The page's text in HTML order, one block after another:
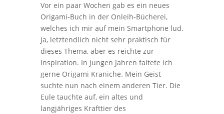
Vor ein paar Wochen gab es ein neues
Origami-Buch in der Onleih-Bücherei,
welches ich mir auf mein Smartphone lud.
Ja, letztendlich nicht sehr praktisch für
dieses Thema, aber es reichte zur
Inspiration. In jungen Jahren faltete ich
gerne Origami Kraniche. Mein Geist
suchte nun nach einem anderen Tier. Die
Eule tauchte auf, ein altes und
langjähriges Krafttier des